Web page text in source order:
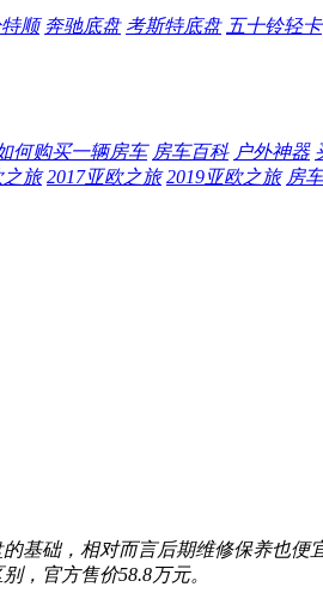
顺 奔驰底盘 考斯特底盘 五十铃轻卡
何购买一辆房车 房车百科 户外神器
之旅 2017亚欧之旅 2019亚欧之旅 房
基础，相对而言后期维修保养也便
，官方售价58.8万元。